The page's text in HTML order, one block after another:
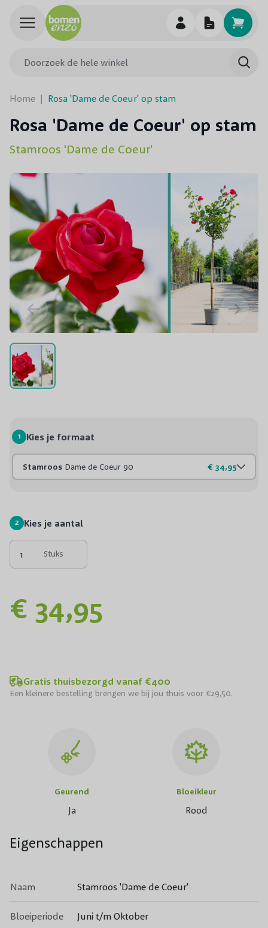
Ga naar de inhoud
Home | Rosa 'Dame de Coeur' op stam
Rosa 'Dame de Coeur' op stam
Stamroos 'Dame de Coeur'
1 Kies je formaat
Stamroos Dame de Coeur 90 € 34,95
2 Kies je aantal
Stuks
€ 34,95
Gratis thuisbezorgd vanaf €400
Een kleinere bestelling brengen we bij jou thuis voor €29,50.
Geurend
Ja
Bloeikleur
Rood
Eigenschappen
Naam Stamroos 'Dame de Coeur'
Bloeiperiode Juni t/m Oktober